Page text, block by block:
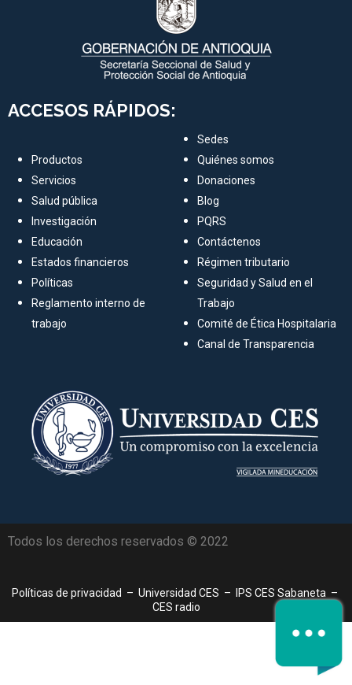
ACCESOS RÁPIDOS:
Productos
Servicios
Salud pública
Investigación
Educación
Estados financieros
Políticas
Reglamento interno de
trabajo
Sedes
Quiénes somos
Donaciones
Blog
PQRS
Contáctenos
Régimen tributario
Seguridad y Salud en el
Trabajo
Comité de Ética Hospitalaria
Canal de Transparencia
Todos los derechos reservados © 2022
Políticas de privacidad – Universidad CES – IPS CES Sabaneta –
CES radio